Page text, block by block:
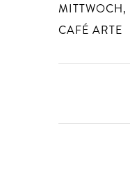
CAFÉ ARTE